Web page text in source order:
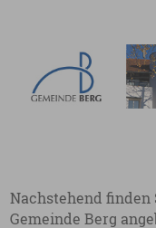
Nachstehend finden
Gemeinde Berg